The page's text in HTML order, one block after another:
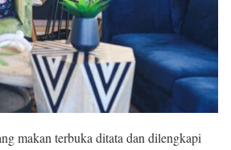
makan terbuka ditata dan dilengkapi